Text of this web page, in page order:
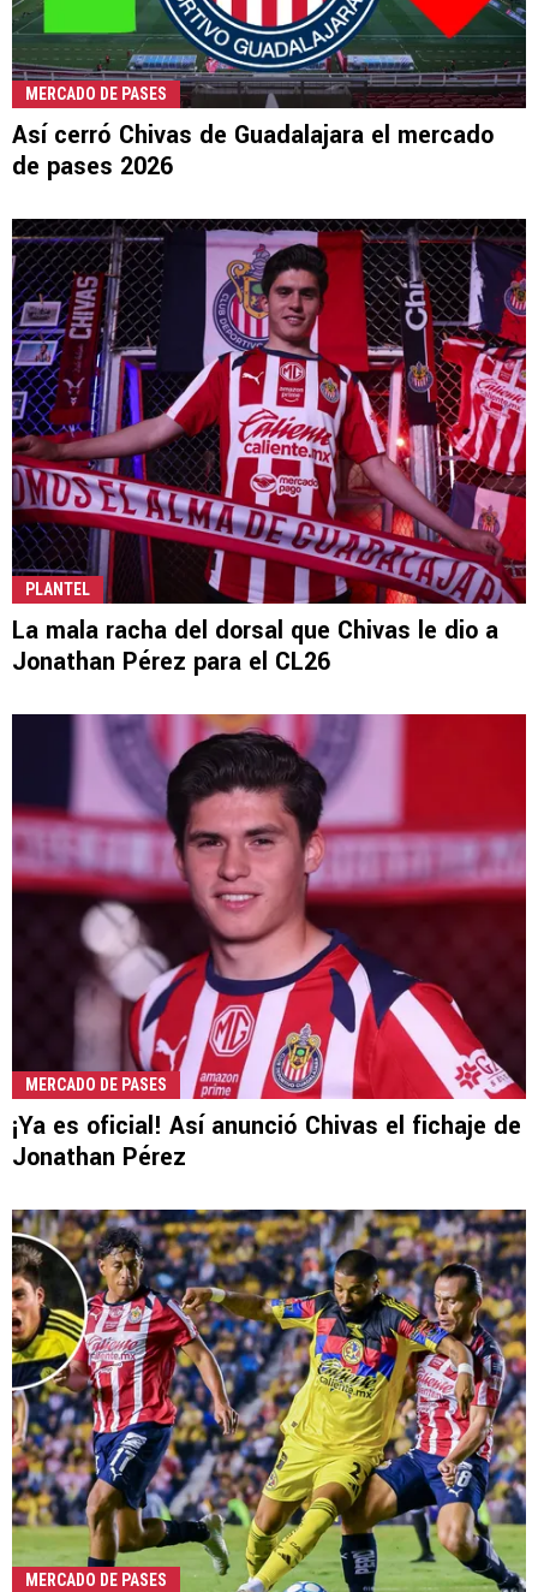
MERCADO DE PASES
Así cerró Chivas de Guadalajara el mercado
de pases 2026
PLANTEL
La mala racha del dorsal que Chivas le dio a
Jonathan Pérez para el CL26
MERCADO DE PASES
¡Ya es oficial! Así anunció Chivas el fichaje de
Jonathan Pérez
MERCADO DE PASES